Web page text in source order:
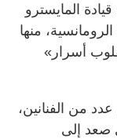
المايسترو
منها
أسرار»
من الفنانين،
صعد إلى